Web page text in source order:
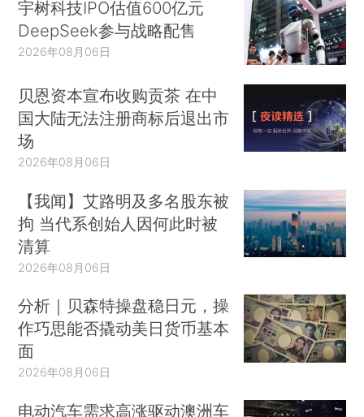
宇树科技IPO估值600亿元
DeepSeek参与战略配售
2026年08月06日
贝恩资本宣布收购贡茶 在中
国大陆无法注册商标后退出市
场
2026年08月06日
【我闻】艾路明及多名股东被
拘 当代系创始人因何此时被
清算
2026年08月06日
分析｜贝森特操盘稳日元，操
作巧思能否撬动美日货币基本
面
2026年08月06日
电动汽车需求高涨驱动澳洲车